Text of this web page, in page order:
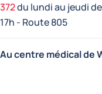
372du lundi au jeudi
17h - Route 805
Au centre médical de